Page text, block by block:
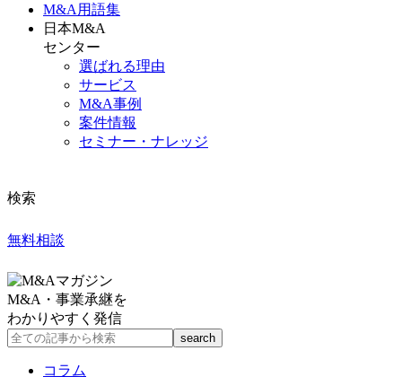
M&A 用語集
日本M&A
センター
選ばれる理由
サービス
M&A事例
案件情報
セミナー・ナレッジ
検索
無料相談
M&A・事業承継を
わかりやすく発信
コラム